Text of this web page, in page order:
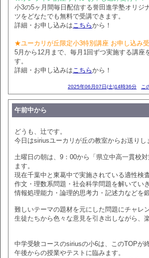
小3の5ヶ月間毎日配信する誉田進学塾オリジ
ツをどなたでも無料で受講できます。
詳細・お申し込みはこちらから！
★ユーカリが丘限定小3特別講座 お申し込み受
5月から12月まで、毎月1回ずつ実施する講座
す。
詳細・お申し込みはこちらから！
2025年06月07日(土)14時36分 こ
午前中から
どうも、辻です。
今日はsiriusユーカリが丘の教室からお送りし
土曜日の朝は、9：00から「県立中高一貫校
ます。
現在千葉中と東葛中で実施されている適性検
作文・理数系問題・社会科学問題を解いていき
情報処理能力・論理的思考力・記述力などを
難しいテーマの題材を元にした問題にチャレ
生徒たちから色々な意見を引き出しながら、
中学受験コースのsiriusの小6は、このTOPが
午後からの授業やテストに臨みます。